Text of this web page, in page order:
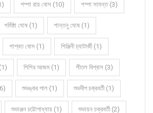
শম্পা রায় বোস (10) শম্পা সামন্ত (3)
শর্মিষ্ঠা ঘোষ (1) শান্তনু ঘোষ (1)
শাশ্বত বোস (1) শিঞ্জিনী চ্যাটার্জী (1)
শিশির আজম (1) শীতল বিশ্বাস (3)
শুভঙ্কর পাল (1) শুভদীপ চক্রবর্তী (1)
শুভাঞ্জন চট্টোপাধ্যায় (1) শুভায়ন চক্রবর্তী (2)